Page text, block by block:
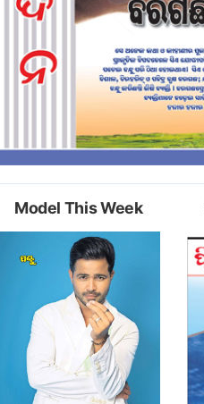
Model This Week